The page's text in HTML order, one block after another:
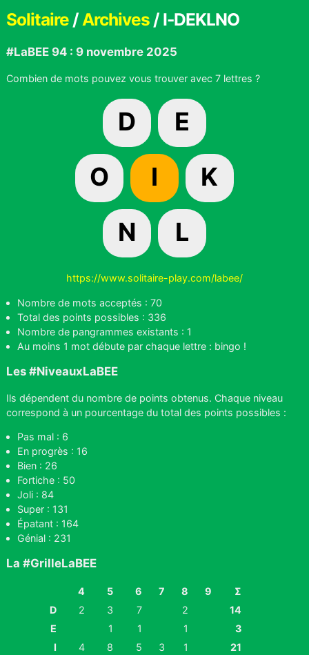
Solitaire/Archives/ I-DEKLNO
#LaBEE 94 : 9 novembre 2025
Combien de mots pouvez vous trouver avec 7 lettres ?
D
E
O
I
K
N
L
https://www.solitaire-play.com/labee/
Nombre de mots acceptés : 70
Total des points possibles : 336
Nombre de pangrammes existants : 1
Au moins 1 mot débute par chaque lettre : bingo !
Les #NiveauxLaBEE
Ils dépendent du nombre de points obtenus. Chaque niveau
correspond à un pourcentage du total des points possibles :
Pas mal : 6
En progrès : 16
Bien : 26
Fortiche : 50
Joli : 84
Super : 131
Épatant : 164
Génial : 231
La #GrilleLaBEE
4 5 6 7 8 9
Σ
D
2 3 7 2
14
E
1 1 1
3
I
4 8 5 3 1
21